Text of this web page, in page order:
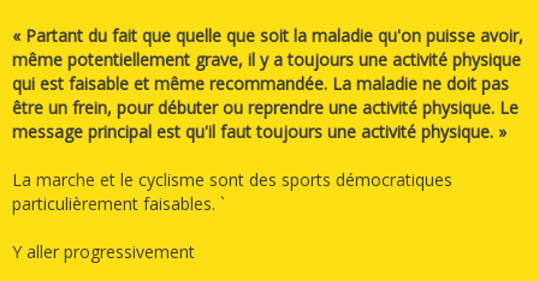
« Partant du fait que quelle que soit la maladie qu'on puisse avoir,
même potentiellement grave, il y a toujours une activité physique
qui est faisable et même recommandée. La maladie ne doit pas
être un frein, pour débuter ou reprendre une activité physique. Le
message principal est qu'il faut toujours une activité physique. »
La marche et le cyclisme sont des sports démocratiques
particulièrement faisables. `
Y aller progressivement